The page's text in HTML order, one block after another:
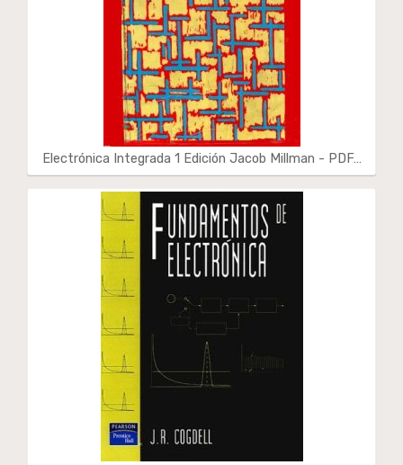
Electrónica Integrada 1 Edición Jacob Millman - PDF…